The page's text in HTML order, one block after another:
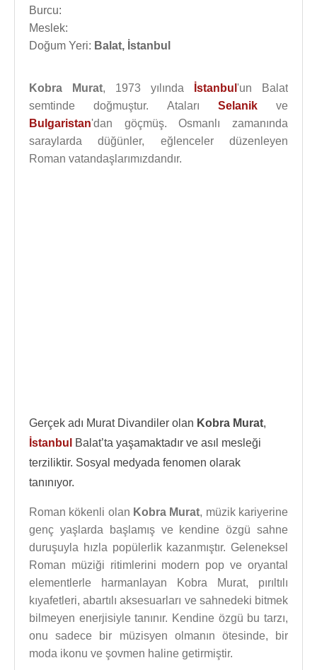
Burcu:
Meslek:
Doğum Yeri: Balat, İstanbul
Kobra Murat, 1973 yılında İstanbul 'un Balat
semtinde doğmuştur. Ataları Selanikve
Bulgaristan'dan göçmüş. Osmanlı zamanında
saraylarda düğünler, eğlenceler düzenleyen
Roman vatandaşlarımızdandır.
Gerçek adı Murat Divandiler olan Kobra Murat,
İstanbul
Balat’ta yaşamaktadır ve asıl mesleği
terziliktir. Sosyal medyada fenomen olarak
tanınıyor.
Roman kökenli olan Kobra Murat, müzik kariyerine
genç yaşlarda başlamış ve kendine özgü sahne
duruşuyla hızla popülerlik kazanmıştır. Geleneksel
Roman müziği ritimlerini modern pop ve oryantal
elementlerle harmanlayan Kobra Murat, pırıltılı
kıyafetleri, abartılı aksesuarları ve sahnedeki bitmek
bilmeyen enerjisiyle tanınır. Kendine özgü bu tarzı,
onu sadece bir müzisyen olmanın ötesinde, bir
moda ikonu ve şovmen haline getirmiştir.